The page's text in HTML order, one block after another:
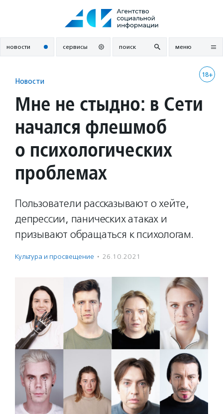
новости сервисы поиск меню
18+
Новости
Мне не стыдно: в Сети
начался флешмоб
о психологических
проблемах
Пользователи рассказывают о хейте,
депрессии, панических атаках и
призывают обращаться к психологам.
Культура и просвещение · 26.10.2021